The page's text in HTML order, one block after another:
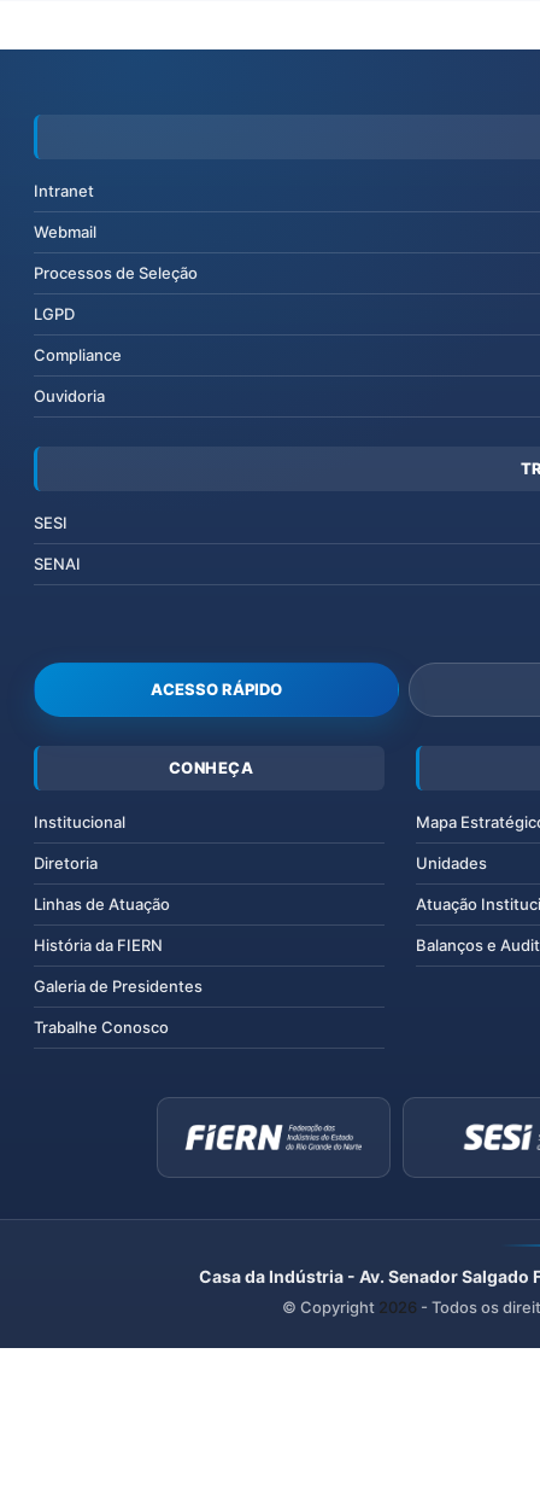
Intranet
Webmail
Processos de Seleção
LGPD
Compliance
Ouvidoria
SESI
SENAI
ACESSO RÁPIDO
CONHEÇA
Institucional
Diretoria
Linhas de Atuação
História da FIERN
Galeria de Presidentes
Trabalhe Conosco
Mapa
Unidades
Atuação
Balanços e
Casa da Indústria - Av. Senador
© Copyright 2026 - Todos os